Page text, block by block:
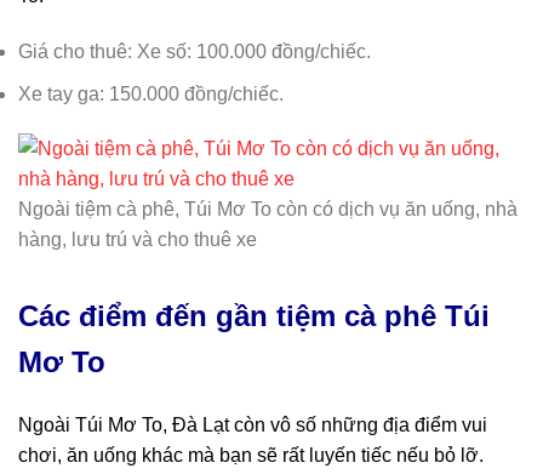
Giá cho thuê: Xe số: 100.000 đồng/chiếc.
Xe tay ga: 150.000 đồng/chiếc.
Ngoài tiệm cà phê, Túi Mơ To còn có dịch vụ ăn uống, nhà
hàng, lưu trú và cho thuê xe
Các điểm đến gần tiệm cà phê Túi
Mơ To
Ngoài Túi Mơ To, Đà Lạt còn vô số những địa điểm vui
chơi, ăn uống khác mà bạn sẽ rất luyến tiếc nếu bỏ lỡ.